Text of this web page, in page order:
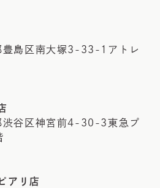
島区南大塚3-33-1アトレ
谷区神宮前4-30-3東急プ
アリ店